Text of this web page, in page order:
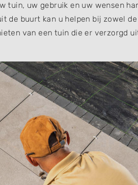
tuin, uw gebruik en uw wensen
de buurt kan u helpen bij zowel de
van een tuin die er verzorgd